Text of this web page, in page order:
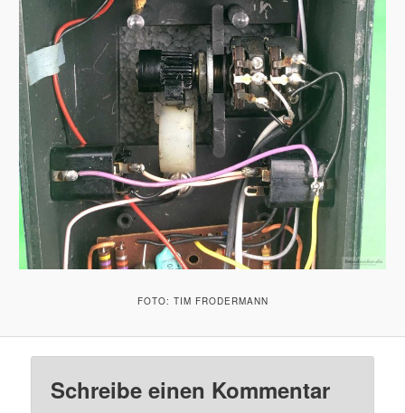
FOTO: TIM FRODERMANN
Schreibe einen Kommentar